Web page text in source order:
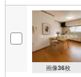
画像36枚